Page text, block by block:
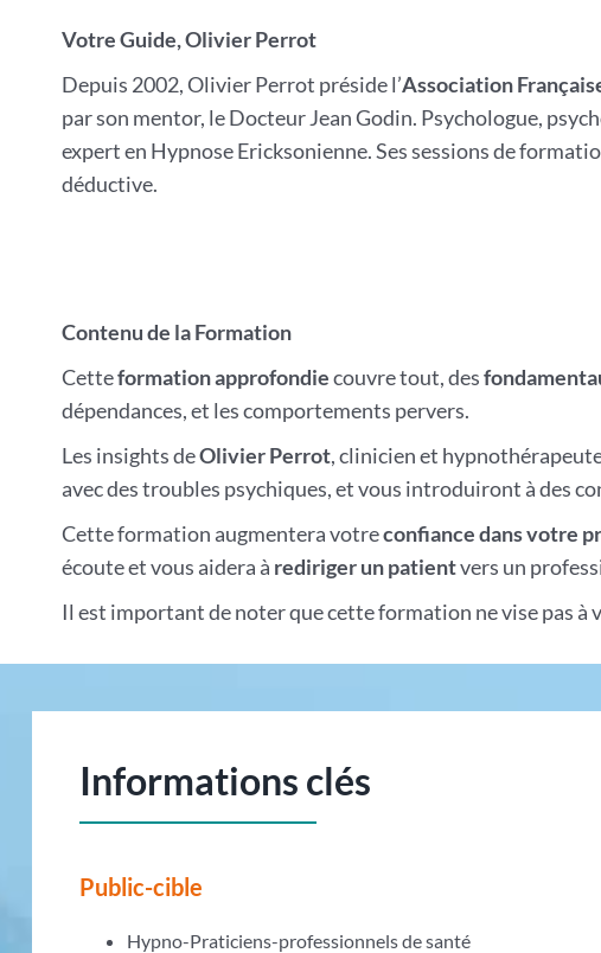
Votre Guide, Olivier Perrot
Depuis 2002, Olivier Perrot préside l’Association
par son mentor, le Docteur Jean Godin. Psychologue,
expert en Hypnose Ericksonienne. Ses sessions de
déductive.
Contenu de la Formation
Cetteformation approfondiecouvre tout, des
dépendances, et les comportements pervers.
Les insights deOlivier Perrot, clinicien et
avec des troubles psychiques, et vous introduiront à des
Cette formation augmentera votreconfiance dans votre
écoute et vous aidera à rediriger un patientvers un
Il est important de noter que cette formation ne vise pas
Informations clés
Public-cible
Hypno-Praticiens-professionnels de santé